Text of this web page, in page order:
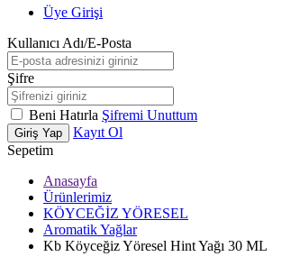
Üye Girişi
Kullanıcı Adı/E-Posta
Şifre
Beni Hatırla Şifremi Unuttum
Giriş Yap
Kayıt Ol
Sepetim
Anasayfa
Ürünlerimiz
KÖYCEĞİZ YÖRESEL
Aromatik Yağlar
Kb Köyceğiz Yöresel Hint Yağı 30 ML